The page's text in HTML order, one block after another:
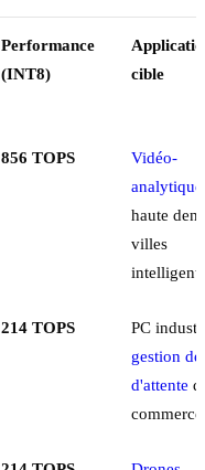
Performance
(INT8)
cible
856 TOPS
Vidéo-
analytique
haute
villes
214 TOPS
PC
gestion
d'attente
commerce